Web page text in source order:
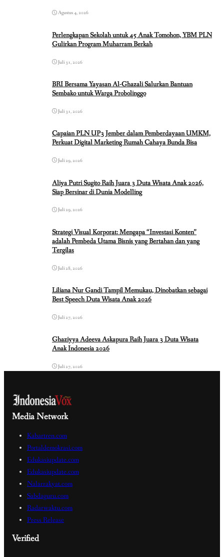
Agustus 4, 2026
Perlengkapan Sekolah untuk 45 Anak Tomohon, YBM PLN
Gulirkan Program Muharram Berkah
Juli 31, 2026
BRI Bersama Yayasan Al-Ghazali Salurkan Bantuan
Sembako untuk Warga Probolinggo
Juli 31, 2026
Capaian PLN UP3 Jember dalam Pemberdayaan UMKM,
Perkuat Digital Marketing Rumah Cahaya Bunda Bisa
Juli 29, 2026
Aliya Putri Sugito Raih Juara 3 Duta Wisata Anak 2026,
Siap Bersinar di Dunia Modelling
Juli 29, 2026
Strategi Visual Korporat: Mengapa “Investasi Konten”
adalah Pembeda Utama Bisnis yang Bertahan dan yang
Tergilas
Juli 28, 2026
Liliana Nur Gandi Tampil Memukau, Dinobatkan sebagai
Best Speech Duta Wisata Anak 2026
Juli 27, 2026
Ghaziyya Adeeva Askapura Raih Juara 3 Duta Wisata
Anak Indonesia 2026
Juli 27, 2026
Media Network
Kabartren.com
Portaldemokrasi.com
Edukasiupdate.com
Edukasiupdate.com
Nalarrakyat.com
Sabdaguru.com
Radarwaktu.com
Press Release
Verified